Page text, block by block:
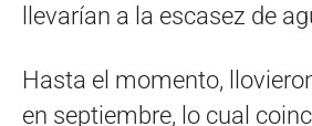
llevarían a la escasez de
Hasta el momento,
en septiembre, lo cual